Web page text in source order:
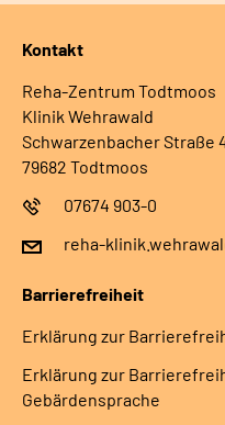
Kontakt
Reha-Zentrum Todtmoos
Klinik Wehrawald
Schwarzenbacher Straße
79682 Todtmoos
07674 903-0
reha-
Barrierefreiheit
Erklärung zur
Erklärung zur
Gebärdensprache